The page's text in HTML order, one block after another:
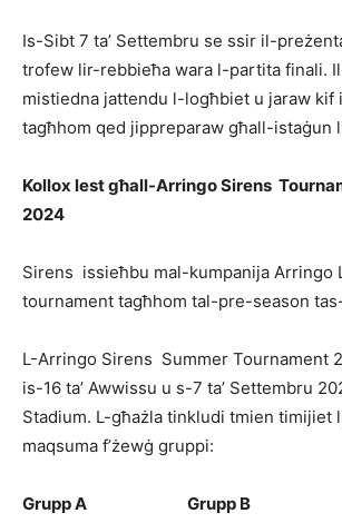
Is-Sibt 7 ta’ Settembru se ssir il-
trofew lir-rebbieħa wara l-partita finali.
mistiedna jattendu l-logħbiet u jaraw
tagħhom qed jippreparaw għall-istaġun
Kollox lest għall-Arringo Sirens
2024
Sirens issieħbu mal-kumpanija Arringo
tournament tagħhom tal-pre-season
L-Arringo Sirens Summer Tournament
is-16 ta’ Awwissu u s-7 ta’ Settembru
Stadium. L-għażla tinkludi tmien timijiet
maqsuma f’żewġ gruppi:
Grupp A Grupp B